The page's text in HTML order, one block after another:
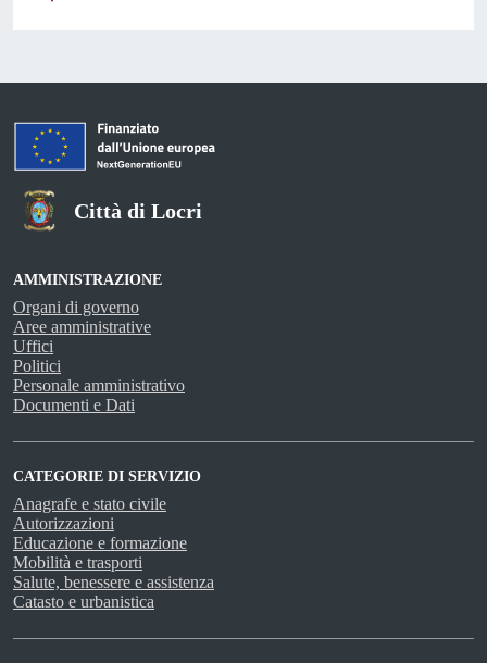
Città di Locri
AMMINISTRAZIONE
Organi di governo
Aree amministrative
Uffici
Politici
Personale amministrativo
Documenti e Dati
CATEGORIE DI SERVIZIO
Anagrafe e stato civile
Autorizzazioni
Educazione e formazione
Mobilità e trasporti
Salute, benessere e assistenza
Catasto e urbanistica